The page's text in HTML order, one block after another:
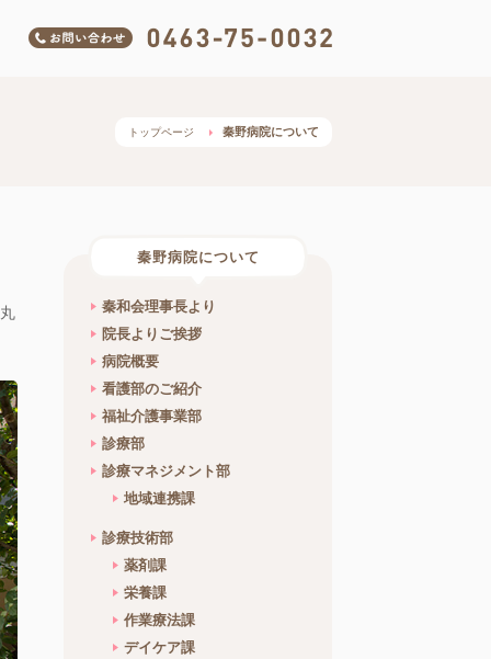
トップページ 秦野病院について
秦野病院について
秦和会理事長より
院長よりご挨拶
病院概要
看護部のご紹介
福祉介護事業部
診療部
診療マネジメント部
地域連携課
診療技術部
薬剤課
栄養課
作業療法課
デイケア課